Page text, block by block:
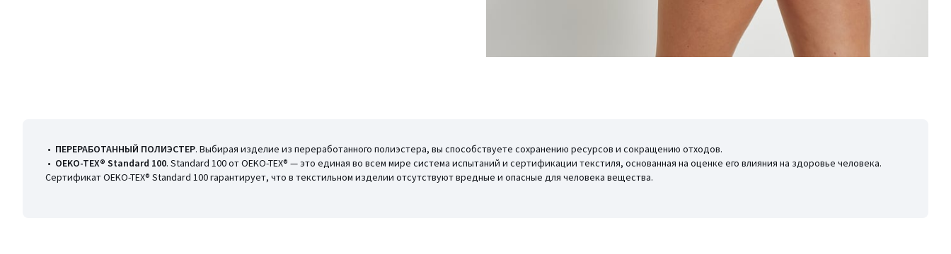
• ПЕРЕРАБОТАННЫЙ ПОЛИЭСТЕР. Выбирая изделие из переработанного полиэстера, вы способствуете сохранению ресурсов и сокращению отходов.
• OEKO-TEX® Standard 100. Standard 100 от OEKO-TEX® — это единая во всем мире система испытаний и сертификации текстиля, основанная на оценке его влияния на здоровье человека.
Сертификат OEKO-TEX® Standard 100 гарантирует, что в текстильном изделии отсутствуют вредные и опасные для человека вещества.